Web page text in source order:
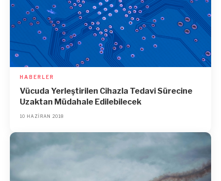
HABERLER
Vücuda Yerleştirilen Cihazla Tedavi Sürecine
Uzaktan Müdahale Edilebilecek
10 HAZIRAN 2018